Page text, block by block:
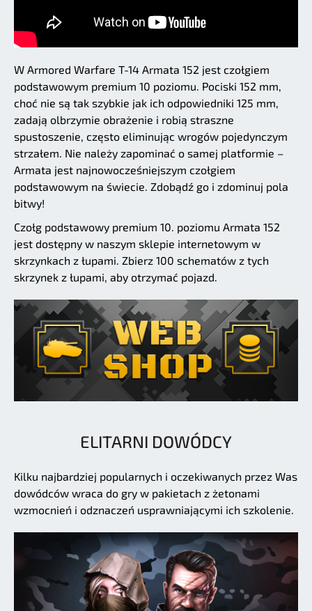
W Armored Warfare T-14 Armata 152 jest czołgiem
podstawowym premium 10 poziomu. Pociski 152 mm,
choć nie są tak szybkie jak ich odpowiedniki 125 mm,
zadają olbrzymie obrażenie i robią straszne
spustoszenie, często eliminując wrogów pojedynczym
strzałem. Nie należy zapominać o samej platformie –
Armata jest najnowocześniejszym czołgiem
podstawowym na świecie. Zdobądź go i zdominuj pola
bitwy!
Czołg podstawowy premium 10. poziomu Armata 152
jest dostępny w naszym sklepie internetowym w
skrzynkach z łupami. Zbierz 100 schematów z tych
skrzynek z łupami, aby otrzymać pojazd.
ELITARNI DOWÓDCY
Kilku najbardziej popularnych i oczekiwanych przez Was
dowódców wraca do gry w pakietach z żetonami
wzmocnień i odznaczeń usprawniającymi ich szkolenie.